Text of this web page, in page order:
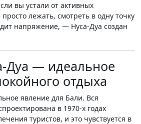
вы устали от активных
лежать, смотреть в одну точку
напряжение, — Нуса-Дуа создан
Дуа — идеальное
отдыха
явление для Бали. Вся
в 1970-х годах
туристов, и это чувствуется в